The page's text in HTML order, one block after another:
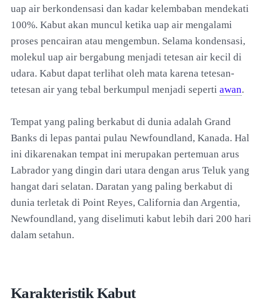
uap air berkondensasi dan kadar kelembaban mendekati
100%. Kabut akan muncul ketika uap air mengalami
proses pencairan atau mengembun. Selama kondensasi,
molekul uap air bergabung menjadi tetesan air kecil di
udara. Kabut dapat terlihat oleh mata karena tetesan-
tetesan air yang tebal berkumpul menjadi seperti awan.
Tempat yang paling berkabut di dunia adalah Grand
Banks di lepas pantai pulau Newfoundland, Kanada. Hal
ini dikarenakan tempat ini merupakan pertemuan arus
Labrador yang dingin dari utara dengan arus Teluk yang
hangat dari selatan. Daratan yang paling berkabut di
dunia terletak di Point Reyes, California dan Argentia,
Newfoundland, yang diselimuti kabut lebih dari 200 hari
dalam setahun.
Karakteristik Kabut